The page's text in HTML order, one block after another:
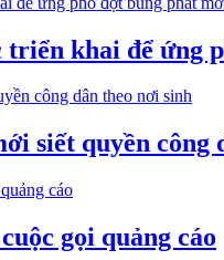
khai để ứng
siết quyền công
gọi quảng cáo